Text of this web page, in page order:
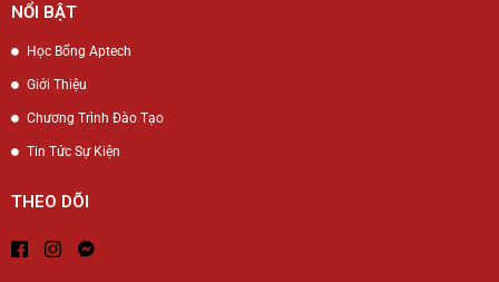
NỔI BẬT
Học Bổng Aptech
Giới Thiệu
Chương Trình Đào Tạo
Tin Tức Sự Kiện
THEO DÕI